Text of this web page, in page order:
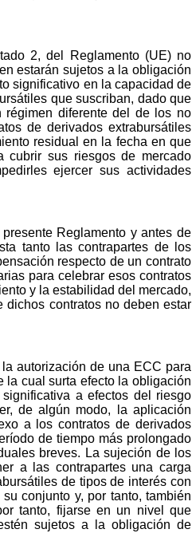
2, del Reglamento (UE) no
estarán sujetos a la obligación
significativo en la capacidad de
que suscriban, dado que
régimen diferente del de los no
de derivados extrabursátiles
residual en la fecha en que
cubrir sus riesgos de mercado
ejercer sus actividades
Reglamento y antes de
tanto las contrapartes de los
respecto de un contrato
para celebrar esos contratos
y la estabilidad del mercado,
contratos no deben estar
autorización de una ECC para
la cual surta efecto la obligación
a efectos del riesgo
de algún modo, la aplicación
a los contratos de derivados
de tiempo más prolongado
breves. La sujeción de los
a las contrapartes una carga
de tipos de interés con
conjunto y, por tanto, también
tanto, fijarse en un nivel que
sujetos a la obligación de